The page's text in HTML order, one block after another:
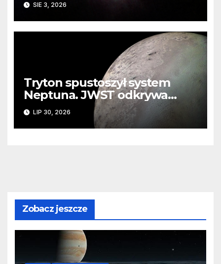
SIE 3, 2026
Tryton spustoszył system
Neptuna. JWST odkrywa
ślady kosmicznej katastrofy i
zaginionego lodu
LIP 30, 2026
Zobacz jeszcze